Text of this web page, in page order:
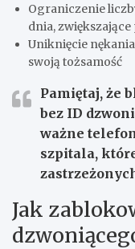
Ograniczenie
dnia,
Uniknięcie
swoją tożsamość
Pamiętaj, że
bez ID
ważne
szpitala,
Jak